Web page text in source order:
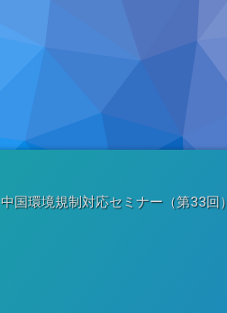
中国環境規制対応セミナー（第33回）